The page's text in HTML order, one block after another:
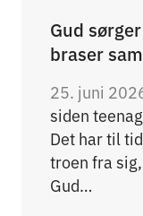
Gud
braser
25. juni
siden
Det har til
troen fra
Gud…